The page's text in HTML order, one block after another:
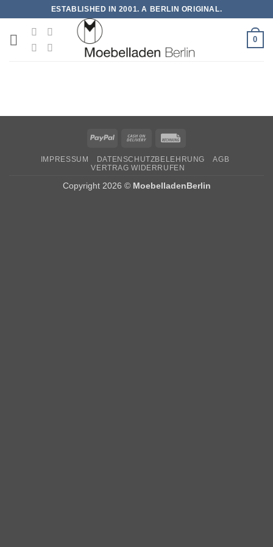
springen
ESTABLISHED IN 2001. A BERLIN ORIGINAL.
0
PayPal
Cash
Delivery
IMPRESSUM DATENSCHUTZBELEHRUNG
AGB
VERTRAG WIDERRUFEN
Copyright 2026 © MoebelladenBerlin